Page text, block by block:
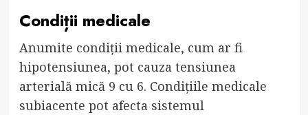
Condiții medicale
Anumite condiții medicale, cum ar fi
hipotensiunea, pot cauza tensiunea
arterială mică 9 cu 6. Condițiile medicale
subiacente pot afecta sistemul